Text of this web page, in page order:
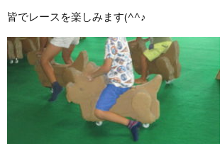
皆でレースを楽しみます(^^♪